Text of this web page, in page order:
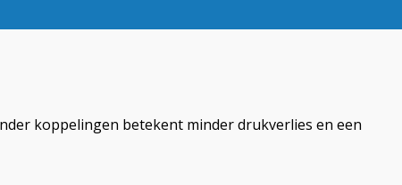
koppelingen betekent minder drukverlies en een